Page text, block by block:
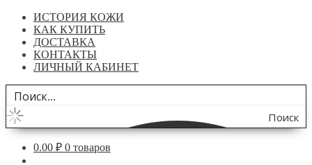
ИСТОРИЯ КОЖИ
КАК КУПИТЬ
ДОСТАВКА
КОНТАКТЫ
ЛИЧНЫЙ КАБИНЕТ
Поиск
по
0.00 ₽ 0 товаров